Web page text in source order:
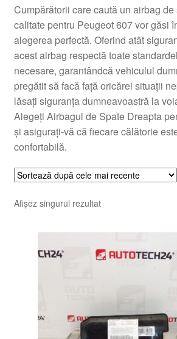
Plângere
Plățile
Politică de confidențialitate
Procedura de reclamație
Termeni si conditii
Cumpărătorii care caută un airbag
calitate pentru Peugeot 607 vor găsi
alegerea perfectă. Oferind atât
acest airbag respectă toate
necesare, garantândcă vehiculul
pregătit să facă față oricărei situații
lăsați siguranța dumneavoastră la
Alegeți Airbagul de Spate Dreapta
și asigurați-vă că fiecare călătorie
confortabilă.
Afișez singurul rezultat